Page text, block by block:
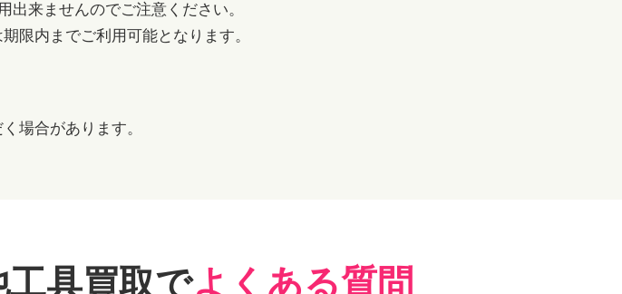
出来ませんのでご注意ください。
限内までご利用可能となります。
場合があります。
具買取でよくある質問